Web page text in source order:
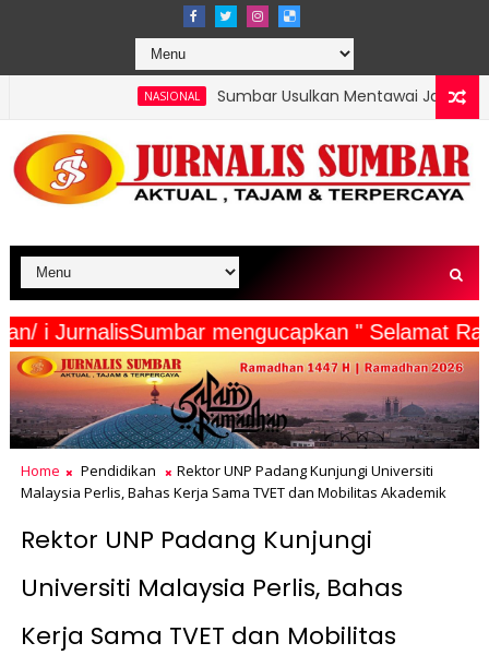
Sumbar Usulkan Mentawai Jadi Kawasan Tambak
i JurnalisSumbar mengucapkan "
Home Pendidikan
Rektor UNP Padang Kunjungi Universiti
Malaysia Perlis, Bahas Kerja Sama TVET dan Mobilitas Akademik
Rektor UNP Padang Kunjungi
Universiti Malaysia Perlis, Bahas
Kerja Sama TVET dan Mobilitas